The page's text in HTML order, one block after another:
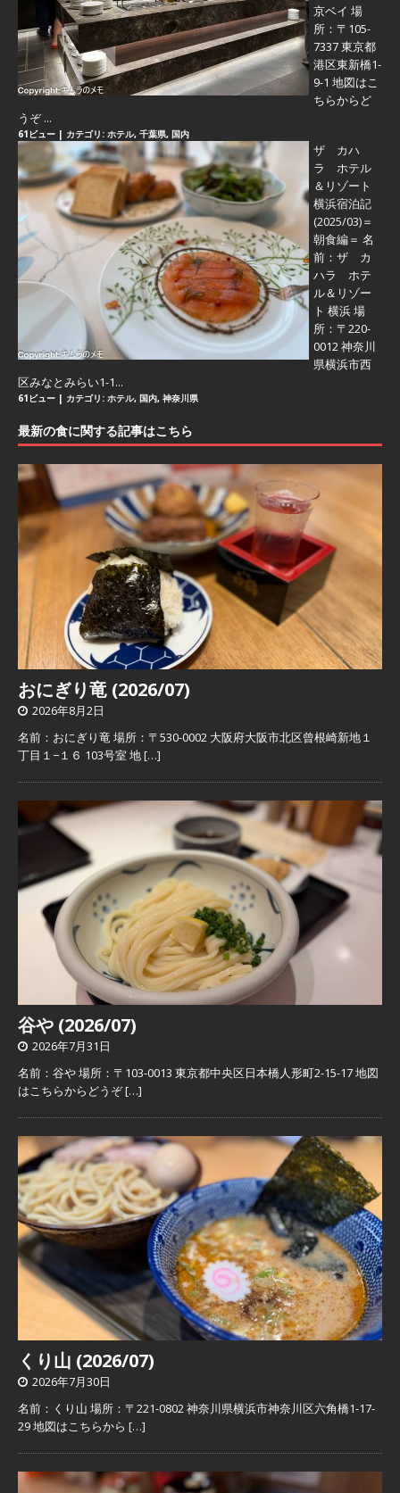
京ベイ 場
所：〒105-
7337 東京都
港区東新橋1-
9-1 地図はこ
ちらからど
うぞ ...
61ビュー | カテゴリ: ホテル, 千葉県, 国内
ザ カハ
ラ ホテル
＆リゾート
横浜宿泊記
(2025/03)＝
朝食編＝ 名
前：ザ カ
ハラ ホテ
ル＆リゾー
ト 横浜 場
所：〒220-
0012 神奈川
県横浜市西
区みなとみらい1-1...
61ビュー | カテゴリ: ホテル, 国内, 神奈川県
最新の食に関する記事はこちら
おにぎり竜 (2026/07)
2026年8月2日
名前：おにぎり竜 場所：〒530-0002 大阪府大阪市北区曾根崎新地１
丁目１−１６ 103号室 地[…]
谷や (2026/07)
2026年7月31日
名前：谷や 場所：〒103-0013 東京都中央区日本橋人形町2-15-17 地図
はこちらからどうぞ[…]
くり山 (2026/07)
2026年7月30日
名前：くり山 場所：〒221-0802 神奈川県横浜市神奈川区六角橋1-17-
29 地図はこちらから […]